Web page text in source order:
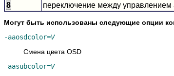
8
переключение между управлением
Могут быть использованы следующие опции
-aaosdcolor=V
Смена цвета OSD
-aasubcolor=V